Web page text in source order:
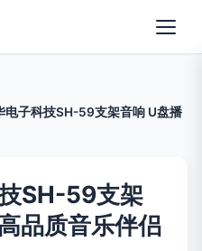
电子科技SH-59支架音响 U盘播
SH-59支架
品质音乐伴侣